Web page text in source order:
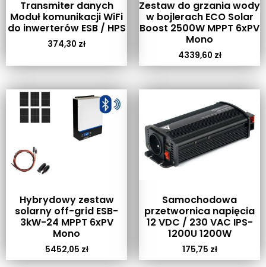
Transmiter danych
Moduł komunikacji WiFi
do inwerterów ESB / HPS
374,30 zł
Zestaw do grzania wody
w bojlerach ECO Solar
Boost 2500W MPPT 6xPV
Mono
4339,60 zł
Hybrydowy zestaw
solarny off-grid ESB-
3kW-24 MPPT 6xPV
Mono
5452,05 zł
Samochodowa
przetwornica napięcia
12 VDC / 230 VAC IPS-
1200U 1200W
175,75 zł